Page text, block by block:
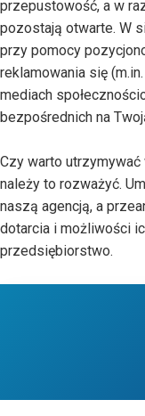
przepustowość, a w
pozostają otwarte. W
przy pomocy
reklamowania się
mediach
bezpośrednich na
Czy warto
należy to rozważyć.
naszą agencją, a
dotarcia i możliwości
przedsiębiorstwo.